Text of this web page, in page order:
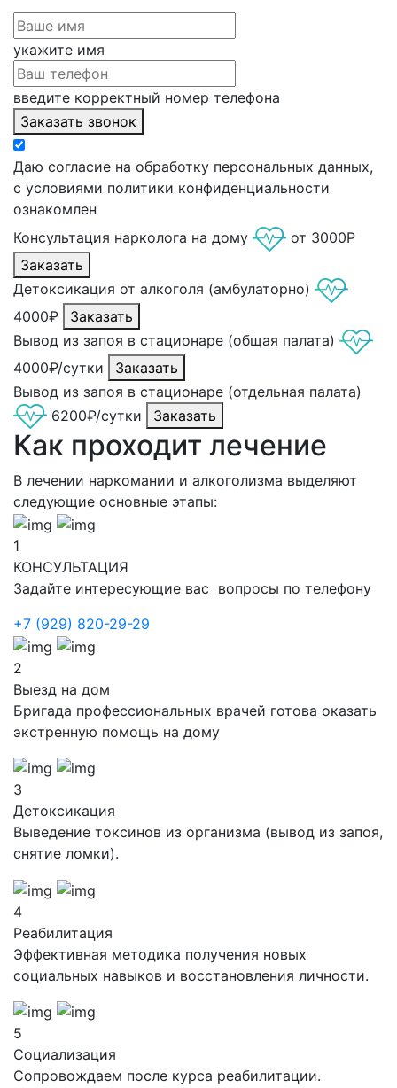
укажите имя
введите корректный номер телефона
Заказать звонок
Даю согласие на обработку персональных данных,
с условиями политики конфиденциальности
ознакомлен
Консультация нарколога на дому
от 3000Р
Заказать
Детоксикация от алкоголя (амбулаторно)
4000₽
Заказать
Вывод из запоя в стационаре (общая палата)
4000₽/сутки
Заказать
Вывод из запоя в стационаре (отдельная палата)
6200₽/сутки
Заказать
Как проходит лечение
В лечении наркомании и алкоголизма выделяют
следующие основные этапы:
1
КОНСУЛЬТАЦИЯ
Задайте интересующие вас вопросы по телефону
+7 (929) 820-29-29
2
Выезд на дом
Бригада профессиональных врачей готова оказать
экстренную помощь на дому
3
Детоксикация
Выведение токсинов из организма (вывод из запоя,
снятие ломки).
4
Реабилитация
Эффективная методика получения новых
социальных навыков и восстановления личности.
5
Социализация
Сопровождаем после курса реабилитации.